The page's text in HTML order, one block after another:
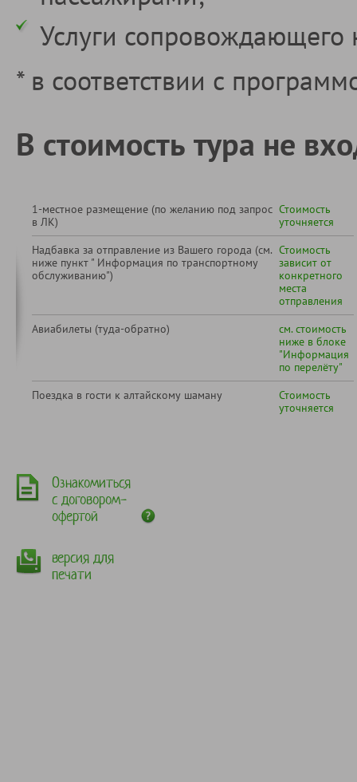
Услуги сопровождающего
* в соответствии с
В стоимость тура не
1-местное размещение (по желанию под запрос
в ЛК)
Стоимость
уточняется
Надбавка за отправление из Вашего города (см.
ниже пункт " Информация по транспортному
обслуживанию")
Стоимость
зависит от
конкретного
места
отправления
Авиабилеты (туда-обратно)
см. стоимость
ниже в блоке
"Информация
по перелёту"
Поездка в гости к алтайскому шаману
Стоимость
уточняется
Ознакомиться
с договором-
офертой
версия для
печати